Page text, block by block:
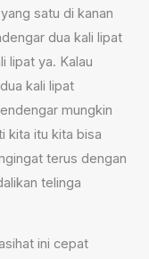
satu di kanan
dua kali lipat
lipat ya. Kalau
kali lipat
mungkin
kita itu kita bisa
terus dengan
telinga
ini cepat